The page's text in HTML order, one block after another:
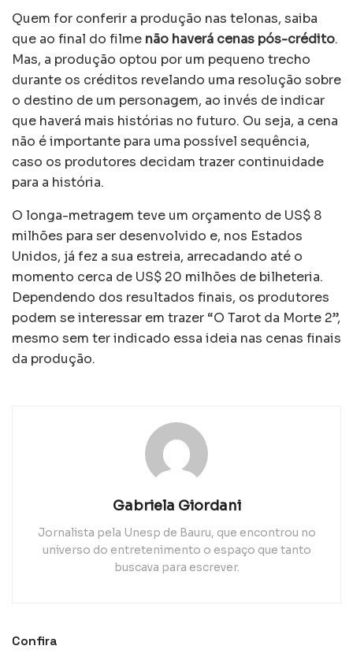
Quem for conferir a produção nas telonas, saiba
que ao final do filme não haverá cenas pós-crédito.
Mas, a produção optou por um pequeno trecho
durante os créditos revelando uma resolução sobre
o destino de um personagem, ao invés de indicar
que haverá mais histórias no futuro. Ou seja, a cena
não é importante para uma possível sequência,
caso os produtores decidam trazer continuidade
para a história.
O longa-metragem teve um orçamento de US$ 8
milhões para ser desenvolvido e, nos Estados
Unidos, já fez a sua estreia, arrecadando até o
momento cerca de US$ 20 milhões de bilheteria.
Dependendo dos resultados finais, os produtores
podem se interessar em trazer “O Tarot da Morte 2”,
mesmo sem ter indicado essa ideia nas cenas finais
da produção.
Gabriela Giordani
Jornalista pela Unesp de Bauru, que encontrou no
universo do entretenimento o espaço que tanto
buscava para escrever.
Confira